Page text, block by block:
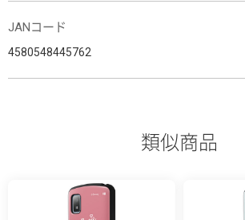
JANコード
4580548445762
類似商品